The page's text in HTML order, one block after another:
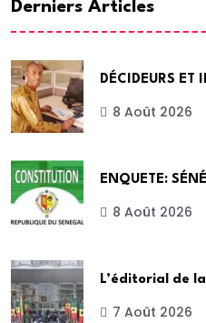
Derniers Articles
DÉCIDEURS ET
8 Août 2026
ENQUETE:
8 Août 2026
L’éditorial de
7 Août 2026